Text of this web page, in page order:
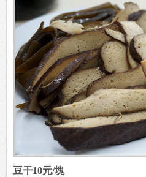
豆干10元/塊